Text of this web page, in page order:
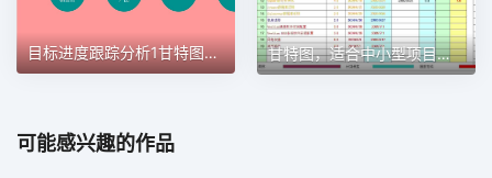
目标进度跟踪分析1甘特图excel模板 甘特图，适合中小型项目管理使用甘特图excel模板
可能感兴趣的作品